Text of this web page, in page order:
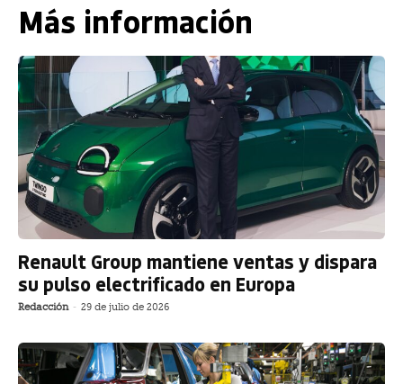
Más información
Renault Group mantiene ventas y dispara
su pulso electrificado en Europa
Redacción - 29 de julio de 2026